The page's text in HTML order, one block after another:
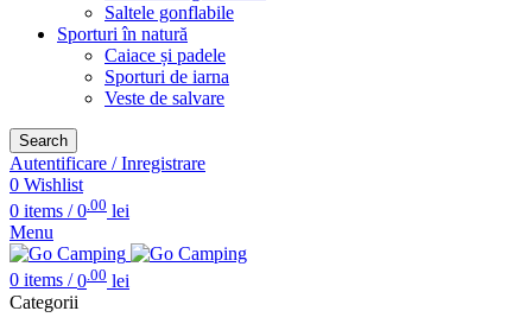
Saltele gonflabile
Sporturi în natură
Caiace și padele
Sporturi de iarna
Veste de salvare
Search
Autentificare / Inregistrare
0 Wishlist
0 items / 0.00 lei
Menu
0 items / 0 .00 lei
Categorii